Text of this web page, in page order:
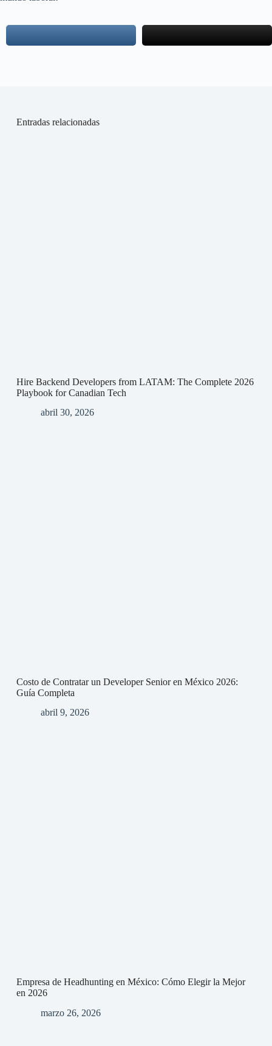
Entradas relacionadas
Hire Backend Developers from LATAM: The Complete 2026
Playbook for Canadian Tech
abril 30, 2026
Costo de Contratar un Developer Senior en México 2026:
Guía Completa
abril 9, 2026
Empresa de Headhunting en México: Cómo Elegir la Mejor
en 2026
marzo 26, 2026